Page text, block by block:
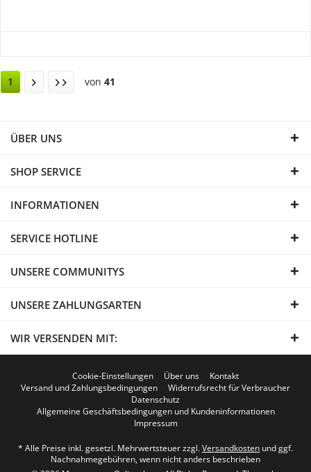
1 von 41
ÜBER UNS
SHOP SERVICE
INFORMATIONEN
SERVICE HOTLINE
UNSERE COMMUNITYS
UNSERE ZAHLUNGSARTEN
WIR VERSENDEN MIT:
Cookie-Einstellungen Über uns
Kontakt
Versand und Zahlungsbedingungen
Widerrufsrecht für Verbraucher
Datenschutz
Allgemeine Geschäftsbedingungen und Kundeninformationen
Impressum
* Alle Preise inkl. gesetzl. Mehrwertsteuer zzgl.Versandkosten und ggf.
Nachnahmegebühren, wenn nicht anders beschrieben